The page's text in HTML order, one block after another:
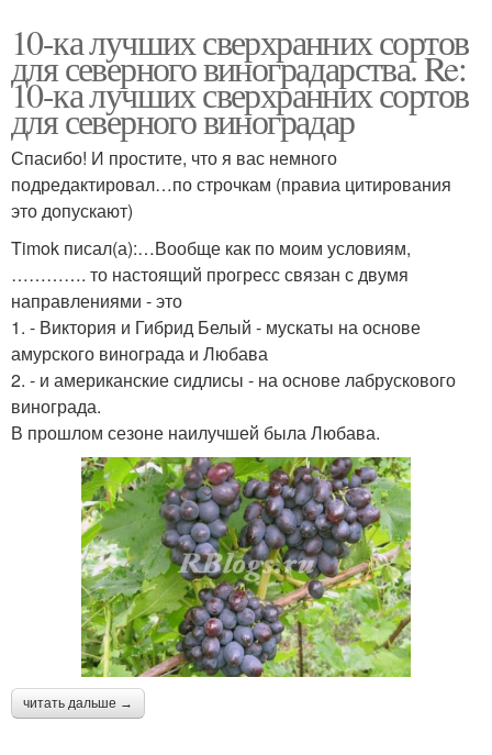
10-ка лучших сверхранних сортов
для северного виноградарства. Re:
10-ка лучших сверхранних сортов
для северного виноградар
Спасибо! И простите, что я вас немного
подредактировал…по строчкам (правиа цитирования
это допускают)
Timok писал(а):…Вообще как по моим условиям,
…………. то настоящий прогресс связан с двумя
направлениями - это
1. - Виктория и Гибрид Белый - мускаты на основе
амурского винограда и Любава
2. - и американские сидлисы - на основе лабрускового
винограда.
В прошлом сезоне наилучшей была Любава.
читать дальше →